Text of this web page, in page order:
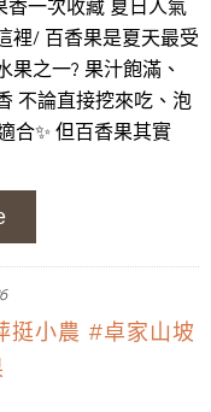
裡/ 百香果是夏天最受
果之一? 果汁飽滿、
不論直接挖來吃、泡
合✨ 但百香果其實
挺小農 #卓家山坡